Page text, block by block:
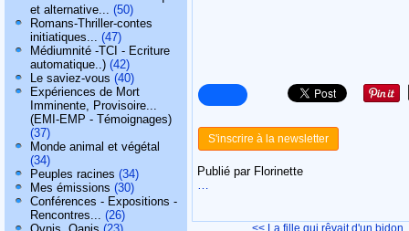
et alternative... (50)
Romans-Thriller-contes
initiatiques... (47)
Médiumnité -TCI - Ecriture
automatique..) (42)
Le saviez-vous (40)
Expériences de Mort
Imminente, Provisoire...
(EMI-EMP - Témoignages)
(37)
Monde animal et végétal
(34)
Peuples racines (34)
Mes émissions (30)
Conférences - Expositions -
Rencontres... (26)
S'inscrire à la newsletter
Publié par Florinette
…